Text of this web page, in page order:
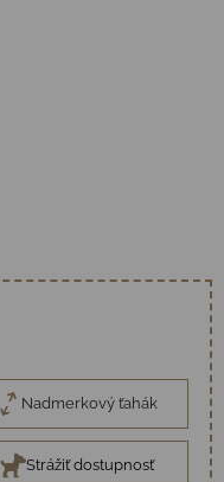
Nadmerkový ťahák
Strážiť dostupnosť